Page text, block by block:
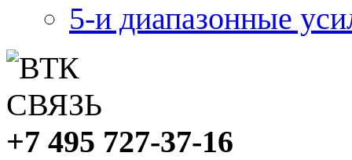
5-и диапазонные
+7 495 727-37-16